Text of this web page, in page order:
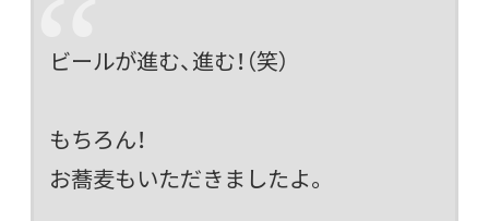
ビールが進む、進む！（笑）
もちろん！
お蕎麦もいただきましたよ。